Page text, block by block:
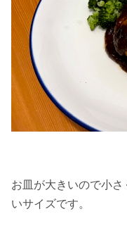
お皿が大きいので小
いサイズです。